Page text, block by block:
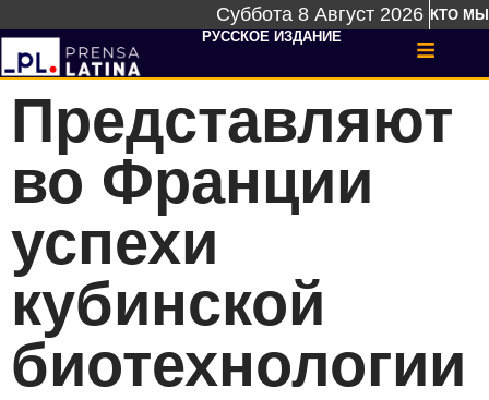
Суббота 8 Август 2026 КТО МЫ
РУССКОЕ ИЗДАНИЕ
Представляют
во Франции
успехи
кубинской
биотехнологии